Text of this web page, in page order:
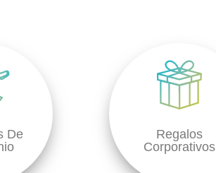
De
Regalos
Corporativos